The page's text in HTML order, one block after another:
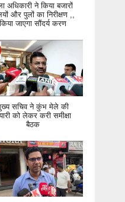
अधिकारी ने किया बजारों
और पुलों का निरीक्षण ,,
किया जाएगा सौंदर्य करण
सचिव ने कुंभ मेले की
को लेकर करी समीक्षा
बैठक